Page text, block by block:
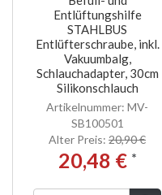
Entlüftungshilfe
STAHLBUS
Entlüfterschraube, inkl.
Vakuumbalg,
Schlauchadapter, 30cm
Silikonschlauch
Artikelnummer: MV-
SB100501
Alter Preis: 20,90 €
20,48 € *